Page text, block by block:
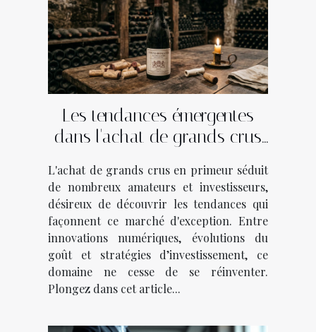
Les tendances émergentes
dans l'achat de grands crus
L'achat de grands crus en primeur séduit
de nombreux amateurs et investisseurs,
désireux de découvrir les tendances qui
façonnent ce marché d'exception. Entre
innovations numériques, évolutions du
goût et stratégies d’investissement, ce
domaine ne cesse de se réinventer.
Plongez dans cet article...